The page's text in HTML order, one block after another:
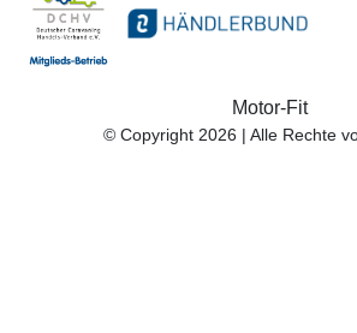
Motor-Fit
© Copyright 2026 | Alle Rechte